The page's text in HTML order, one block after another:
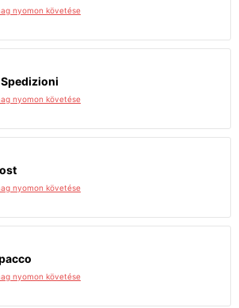
nyomon követése
nyomon követése
nyomon követése
nyomon követése